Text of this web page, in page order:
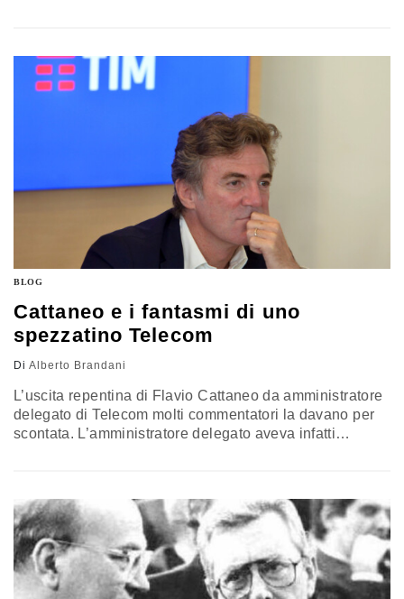
sentinelle dell’ortodossia leninista vigilavano…
BLOG
Cattaneo e i fantasmi di uno
spezzatino Telecom
Di Alberto Brandani
L’uscita repentina di Flavio Cattaneo da amministratore
delegato di Telecom molti commentatori la davano per
scontata. L’amministratore delegato aveva infatti
collegati a tre anni senza dividendi ma gli addetti ai
lavori convenivano tutti sul fatto…